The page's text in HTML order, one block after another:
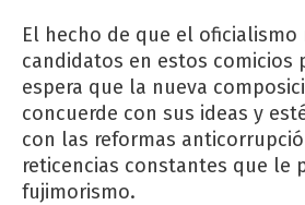
El hecho de que el oficialismo
candidatos en estos comicios
espera que la nueva
concuerde con sus ideas y
con las reformas
reticencias constantes que le
fujimorismo.